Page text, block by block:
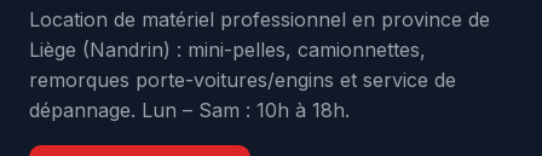
Location de matériel professionnel en province de
Liège (Nandrin) : mini-pelles, camionnettes,
remorques porte-voitures/engins et service de
dépannage. Lun – Sam : 10h à 18h.